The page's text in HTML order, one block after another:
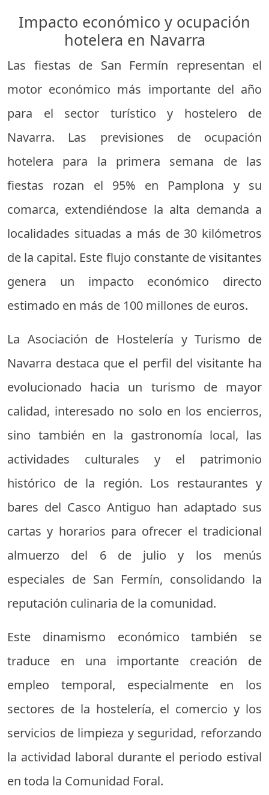
Impacto económico y ocupación
hotelera en Navarra
Las fiestas de San Fermín representan el
motor económico más importante del año
para el sector turístico y hostelero de
Navarra. Las previsiones de ocupación
hotelera para la primera semana de las
fiestas rozan el 95% en Pamplona y su
comarca, extendiéndose la alta demanda a
localidades situadas a más de 30 kilómetros
de la capital. Este flujo constante de visitantes
genera un impacto económico directo
estimado en más de 100 millones de euros.
La Asociación de Hostelería y Turismo de
Navarra destaca que el perfil del visitante ha
evolucionado hacia un turismo de mayor
calidad, interesado no solo en los encierros,
sino también en la gastronomía local, las
actividades culturales y el patrimonio
histórico de la región. Los restaurantes y
bares del Casco Antiguo han adaptado sus
cartas y horarios para ofrecer el tradicional
almuerzo del 6 de julio y los menús
especiales de San Fermín, consolidando la
reputación culinaria de la comunidad.
Este dinamismo económico también se
traduce en una importante creación de
empleo temporal, especialmente en los
sectores de la hostelería, el comercio y los
servicios de limpieza y seguridad, reforzando
la actividad laboral durante el periodo estival
en toda la Comunidad Foral.